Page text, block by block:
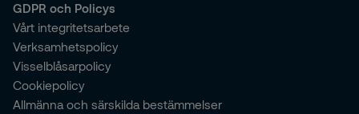
GDPR och Policys
Vårt integritetsarbete
Verksamhetspolicy
Visselblåsarpolicy
Cookiepolicy
Allmänna och särskilda bestämmelser